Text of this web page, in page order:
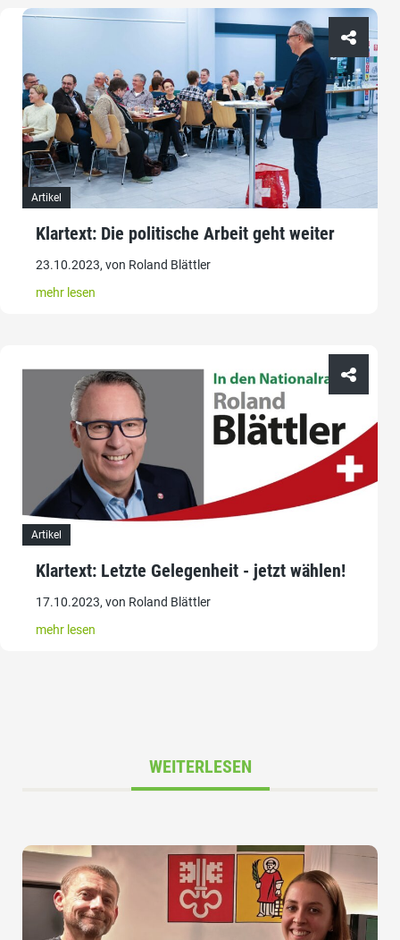
Artikel
Klartext: Die politische Arbeit geht weiter
23.10.2023, von Roland Blättler
mehr lesen
Artikel
Klartext: Letzte Gelegenheit - jetzt wählen!
17.10.2023, von Roland Blättler
mehr lesen
WEITERLESEN